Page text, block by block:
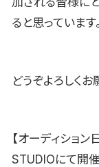
ると思っています。
どうぞよろしくお
【オーディショ
STUDIOにて開催